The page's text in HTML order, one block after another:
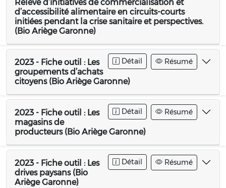
Relevé d’initiatives de commercialisation et
d’accessibilité alimentaire en circuits-courts
initiées pendant la crise sanitaire et perspectives.
(Bio Ariège Garonne)
Détail Résumé
2023 - Fiche outil : Les
groupements d’achats
citoyens (Bio Ariège Garonne)
Détail Résumé
2023 - Fiche outil : Les
magasins de
producteurs (Bio Ariège Garonne)
Détail Résumé
2023 - Fiche outil : Les
drives paysans (Bio
Ariège Garonne)